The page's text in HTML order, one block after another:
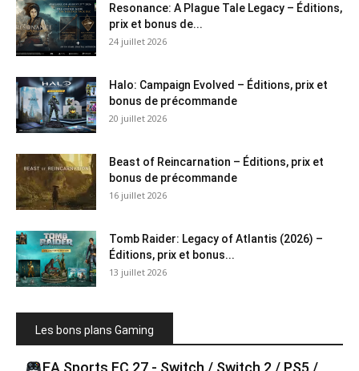
Resonance: A Plague Tale Legacy – Éditions,
prix et bonus de...
24 juillet 2026
Halo: Campaign Evolved – Éditions, prix et
bonus de précommande
20 juillet 2026
Beast of Reincarnation – Éditions, prix et
bonus de précommande
16 juillet 2026
Tomb Raider: Legacy of Atlantis (2026) –
Éditions, prix et bonus...
13 juillet 2026
Les bons plans Gaming
EA Sports FC 27 - Switch / Switch 2 / PS5 /